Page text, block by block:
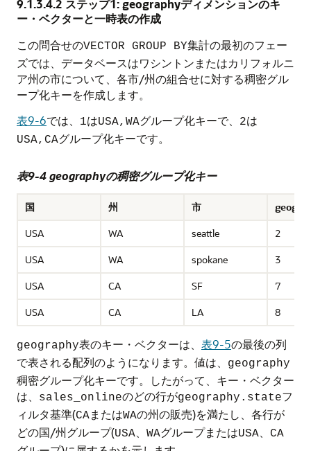
9.1.3.4.2 ステップ1: geographyディメンションのキ
ー・ベクターと一時表の作成
この問合せのVECTOR GROUP BY集計の最初のフェー
ズでは、データベースはワシントンまたはカリフォルニ
ア州の市について、各市/州の組合せに対する稠密グル
ープ化キーを作成します。
表9-6では、 1はUSA,WAグループ化キーで、 2は
USA,CAグループ化キーです。
表9-4 geographyの稠密グループ化キー
国 州 市
geog_id
USA
WA seattle
2
USA
WA spokane
3
USA
CA SF
7
USA
CA LA 8
geography表のキー・ベクターは、 表9-5の最後の列
で表される配列のようになります。値は、
geography
稠密グループ化キーです。したがって、キー・ベクター
は、
sales_onlineのどの行がgeography.stateフ
ィルタ基準(CAまたはWAの州の販売)を満たし、各行が
どの国/州グループ(USA、WAグループまたはUSA、CA